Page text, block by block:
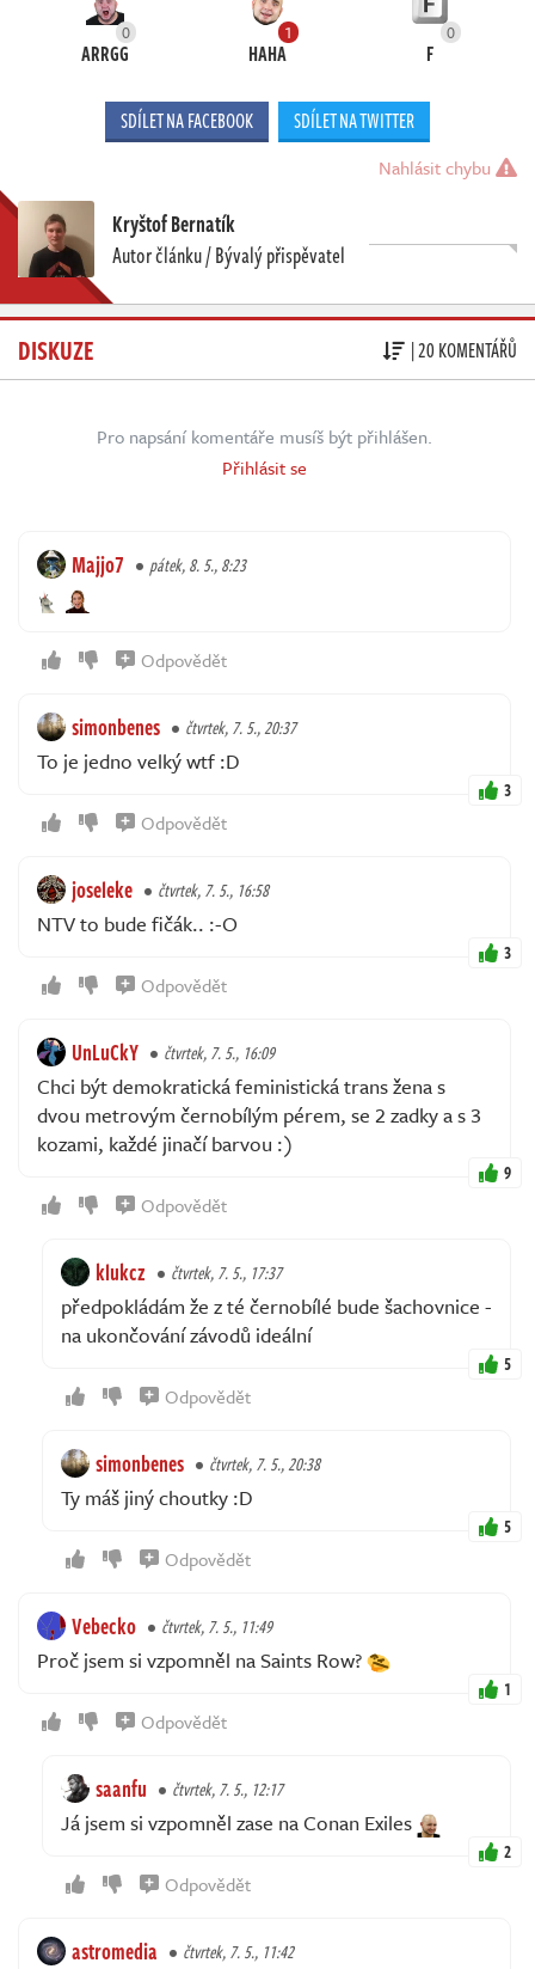
0
ARRGG
1
HAHA
0
F
SDÍLET NA FACEBOOK SDÍLET NA TWITTER
Nahlásit chybu
Kryštof Bernatík
Autor článku / Bývalý přispěvatel
DISKUZE | 20 KOMENTÁŘŮ
Pro napsání komentáře musíš být přihlášen.
Přihlásit se
Majjo7 pátek, 8. 5., 8:23
Odpovědět
simonbenes čtvrtek, 7. 5., 20:37
To je jedno velký wtf :D
3
Odpovědět
joseleke čtvrtek, 7. 5., 16:58
NTV to bude fičák.. :-O
3
Odpovědět
UnLuCkY čtvrtek, 7. 5., 16:09
Chci být demokratická feministická trans žena s
dvou metrovým černobílým pérem, se 2 zadky a s 3
kozami, každé jinačí barvou :)
9
Odpovědět
klukcz čtvrtek, 7. 5., 17:37
předpokládám že z té černobílé bude šachovnice -
na ukončování závodů ideální
5
Odpovědět
simonbenes čtvrtek, 7. 5., 20:38
Ty máš jiný choutky :D
5
Odpovědět
Vebecko čtvrtek, 7. 5., 11:49
Proč jsem si vzpomněl na Saints Row?
1
Odpovědět
saanfu čtvrtek, 7. 5., 12:17
Já jsem si vzpomněl zase na Conan Exiles
2
Odpovědět
astromedia čtvrtek, 7. 5., 11:42